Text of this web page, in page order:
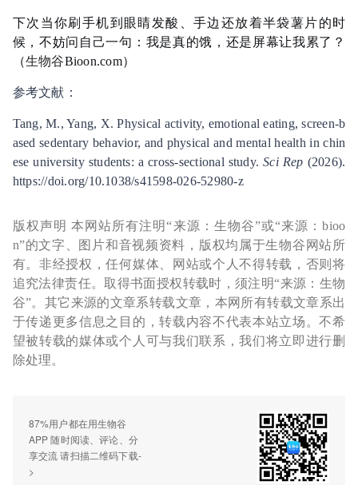
下次当你刷手机到眼睛发酸、手边还放着半袋薯片的时
候，不妨问自己一句：我是真的饿，还是屏幕让我累了？
（生物谷Bioon.com）
参考文献：
Tang, M., Yang, X. Physical activity, emotional eating, screen-b
ased sedentary behavior, and physical and mental health in chin
ese university students: a cross-sectional study.Sci Rep (2026).
https://doi.org/10.1038/s41598-026-52980-z
版权声明 本网站所有注明“来源：生物谷”或“来源：bioo
n”的文字、图片和音视频资料，版权均属于生物谷网站所
有。非经授权，任何媒体、网站或个人不得转载，否则将
追究法律责任。取得书面授权转载时，须注明“来源：生物
谷”。其它来源的文章系转载文章，本网所有转载文章系出
于传递更多信息之目的，转载内容不代表本站立场。不希
望被转载的媒体或个人可与我们联系，我们将立即进行删
除处理。
87%用户都在用生物谷
APP 随时阅读、评论、分
享交流 请扫描二维码下载-
>